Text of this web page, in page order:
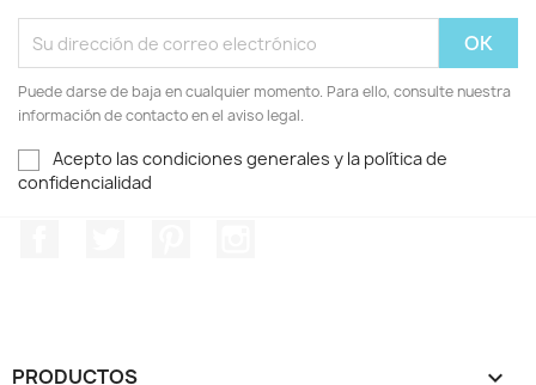
Puede darse de baja en cualquier momento. Para ello, consulte nuestra
información de contacto en el aviso legal.
Acepto las condiciones generales y la política de
confidencialidad
PRODUCTOS 